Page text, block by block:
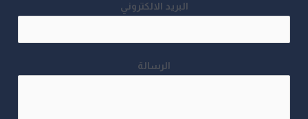
البريد الالكتروني
الرسالة